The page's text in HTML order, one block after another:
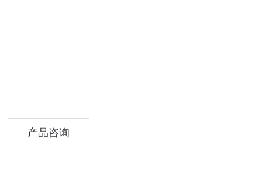
产品咨询